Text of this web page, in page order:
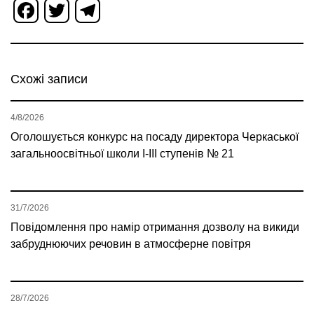
Facebook
Twitter
Схожі записи
Оголошується конкурс на посаду директора Черкаської
загальноосвітньої школи І-ІІІ ступенів № 21
4/8/2026
Повідомлення про намір отримання дозволу на викиди
забруднюючих речовин в атмосферне повітря
31/7/2026
28/7/2026